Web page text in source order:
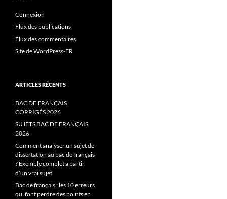
Connexion
Flux des publications
Flux des commentaires
Site de WordPress-FR
ARTICLES RÉCENTS
BAC DE FRANÇAIS
CORRIGÉS 2026
SUJETS BAC DE FRANÇAIS
2026
Comment analyser un sujet de
dissertation au bac de français
? Exemple complet à partir
d’un vrai sujet
Bac de français : les 10 erreurs
qui font perdre des points en